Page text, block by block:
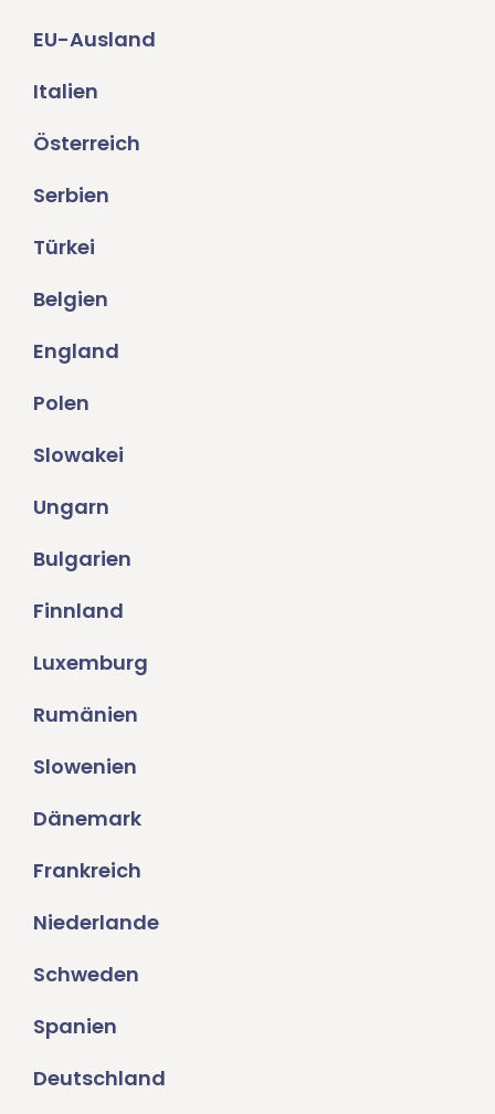
EU-Ausland
Italien
Österreich
Serbien
Türkei
Belgien
England
Polen
Slowakei
Ungarn
Bulgarien
Finnland
Luxemburg
Rumänien
Slowenien
Dänemark
Frankreich
Niederlande
Schweden
Spanien
Deutschland